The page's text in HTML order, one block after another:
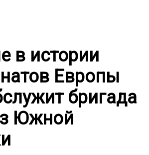
в истории
Европы
бригада
Южной